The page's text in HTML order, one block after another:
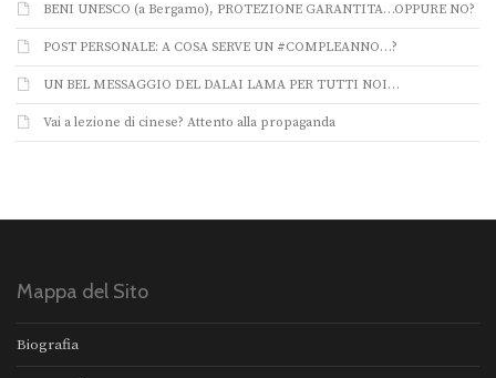
BENI UNESCO (a Bergamo), PROTEZIONE GARANTITA…OPPURE NO?
POST PERSONALE: A COSA SERVE UN #COMPLEANNO…?
UN BEL MESSAGGIO DEL DALAI LAMA PER TUTTI NOI…
Vai a lezione di cinese? Attento alla propaganda
Mappa del Sito
Biografia